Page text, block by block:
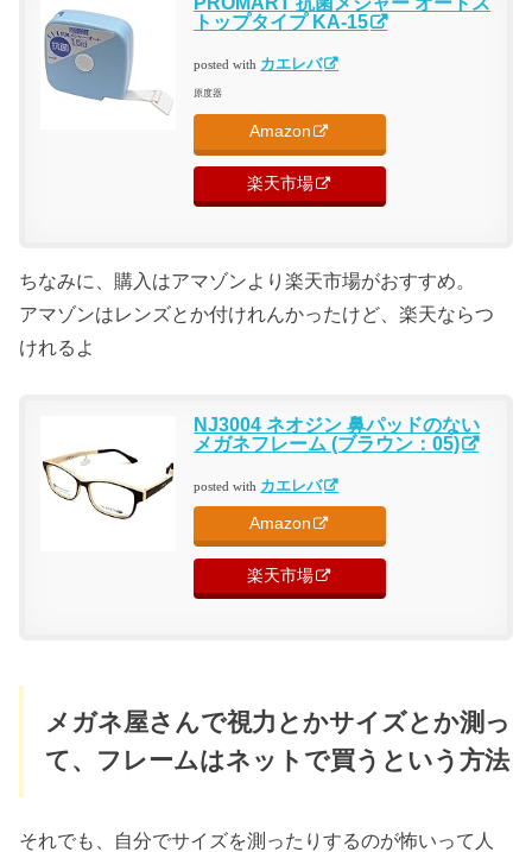
トップタイプ KA-15
posted with カエレバ
原度器
Amazon
楽天市場
ちなみに、購入はアマゾンより楽天市場がおすすめ。
アマゾンはレンズとか付けれんかったけど、楽天ならつ
けれるよ
NJ3004 ネオジン 鼻パッドのない
メガネフレーム (ブラウン：05)
posted with カエレバ
Amazon
楽天市場
メガネ屋さんで視力とかサイズとか測っ
て、フレームはネットで買うという方法
それでも、自分でサイズを測ったりするのが怖いって人